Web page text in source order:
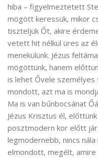
hiba – figyelmeztetett
mögött keressük, mikor
tiszteljük Őt, akire
vetett hit nélkül üres az
menekülünk. Jézus
mögöttünk, hanem
is lehet Ővele személyes
mondott, azt ma is
Ma is van bűnbocsánat
Jézus Krisztus él,
posztmodern kor előtt
legmodernebb, nincs
elmondott, megélt,